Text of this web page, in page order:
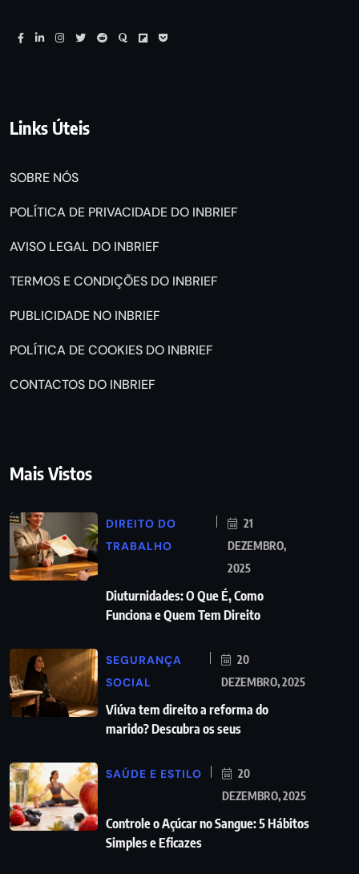
Links Úteis
SOBRE NÓS
POLÍTICA DE PRIVACIDADE DO INBRIEF
AVISO LEGAL DO INBRIEF
TERMOS E CONDIÇÕES DO INBRIEF
PUBLICIDADE NO INBRIEF
POLÍTICA DE COOKIES DO INBRIEF
CONTACTOS DO INBRIEF
Mais Vistos
DIREITO DO
TRABALHO
21
DEZEMBRO,
2025
Diuturnidades: O Que É, Como
Funciona e Quem Tem Direito
SEGURANÇA
SOCIAL
20
DEZEMBRO, 2025
Viúva tem direito a reforma do
marido? Descubra os seus
SAÚDE E ESTILO
20
DEZEMBRO, 2025
Controle o Açúcar no Sangue: 5 Hábitos
Simples e Eficazes